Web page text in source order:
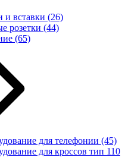
и вставки (26)
розетки (44)
(65)
для телефонии (45)
для кроссов тип 110